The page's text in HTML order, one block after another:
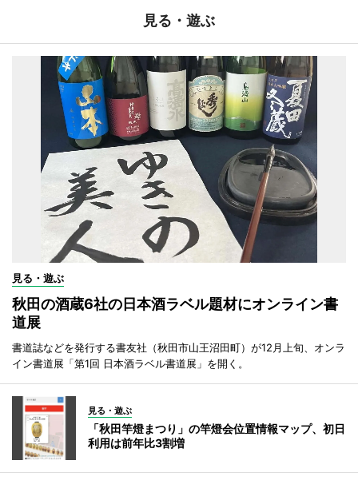
見る・遊ぶ
見る・遊ぶ
秋田の酒蔵6社の日本酒ラベル題材にオンライン書
道展
書道誌などを発行する書友社（秋田市山王沼田町）が12月上旬、オンラ
イン書道展「第1回 日本酒ラベル書道展」を開く。
見る・遊ぶ
「秋田竿燈まつり」の竿燈会位置情報マップ、初日
利用は前年比3割増